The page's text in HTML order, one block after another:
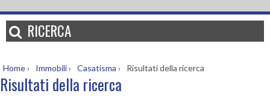
RICERCA
Home› Immobili› Casatisma › Risultati della ricerca
Risultati della ricerca